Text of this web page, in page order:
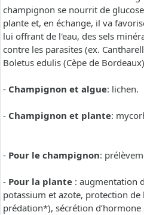
champignon se nourrit de
plante et, en échange, il va
lui offrant de l'eau, des sels
contre les parasites (ex.
Boletus edulis (Cèpe de
- Champignon et algue: lichen.
- Champignon et plante:
- Pour le champignon:
- Pour la plante : augmentation
potassium et azote, protection de
prédation*), sécrétion